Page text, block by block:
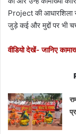
Project की आधारशिला
जुड़े कई और मुद्दों पर भी
वीडियो देखें- जानिए